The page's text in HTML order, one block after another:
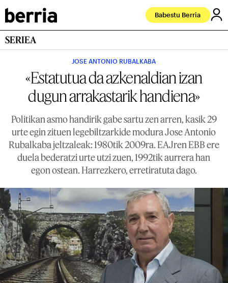
Babestu Berria
SERIEA
JOSE ANTONIO RUBALKABA
«Estatutua da azkenaldian izan
dugun arrakastarik handiena»
Politikan asmo handirik gabe sartu zen arren, kasik 29
urte egin zituen legebiltzarkide modura Jose Antonio
Rubalkaba jeltzaleak: 1980tik 2009ra. EAJren EBB ere
duela bederatzi urte utzi zuen, 1992tik aurrera han
egon ostean. Harrezkero, erretiratuta dago.